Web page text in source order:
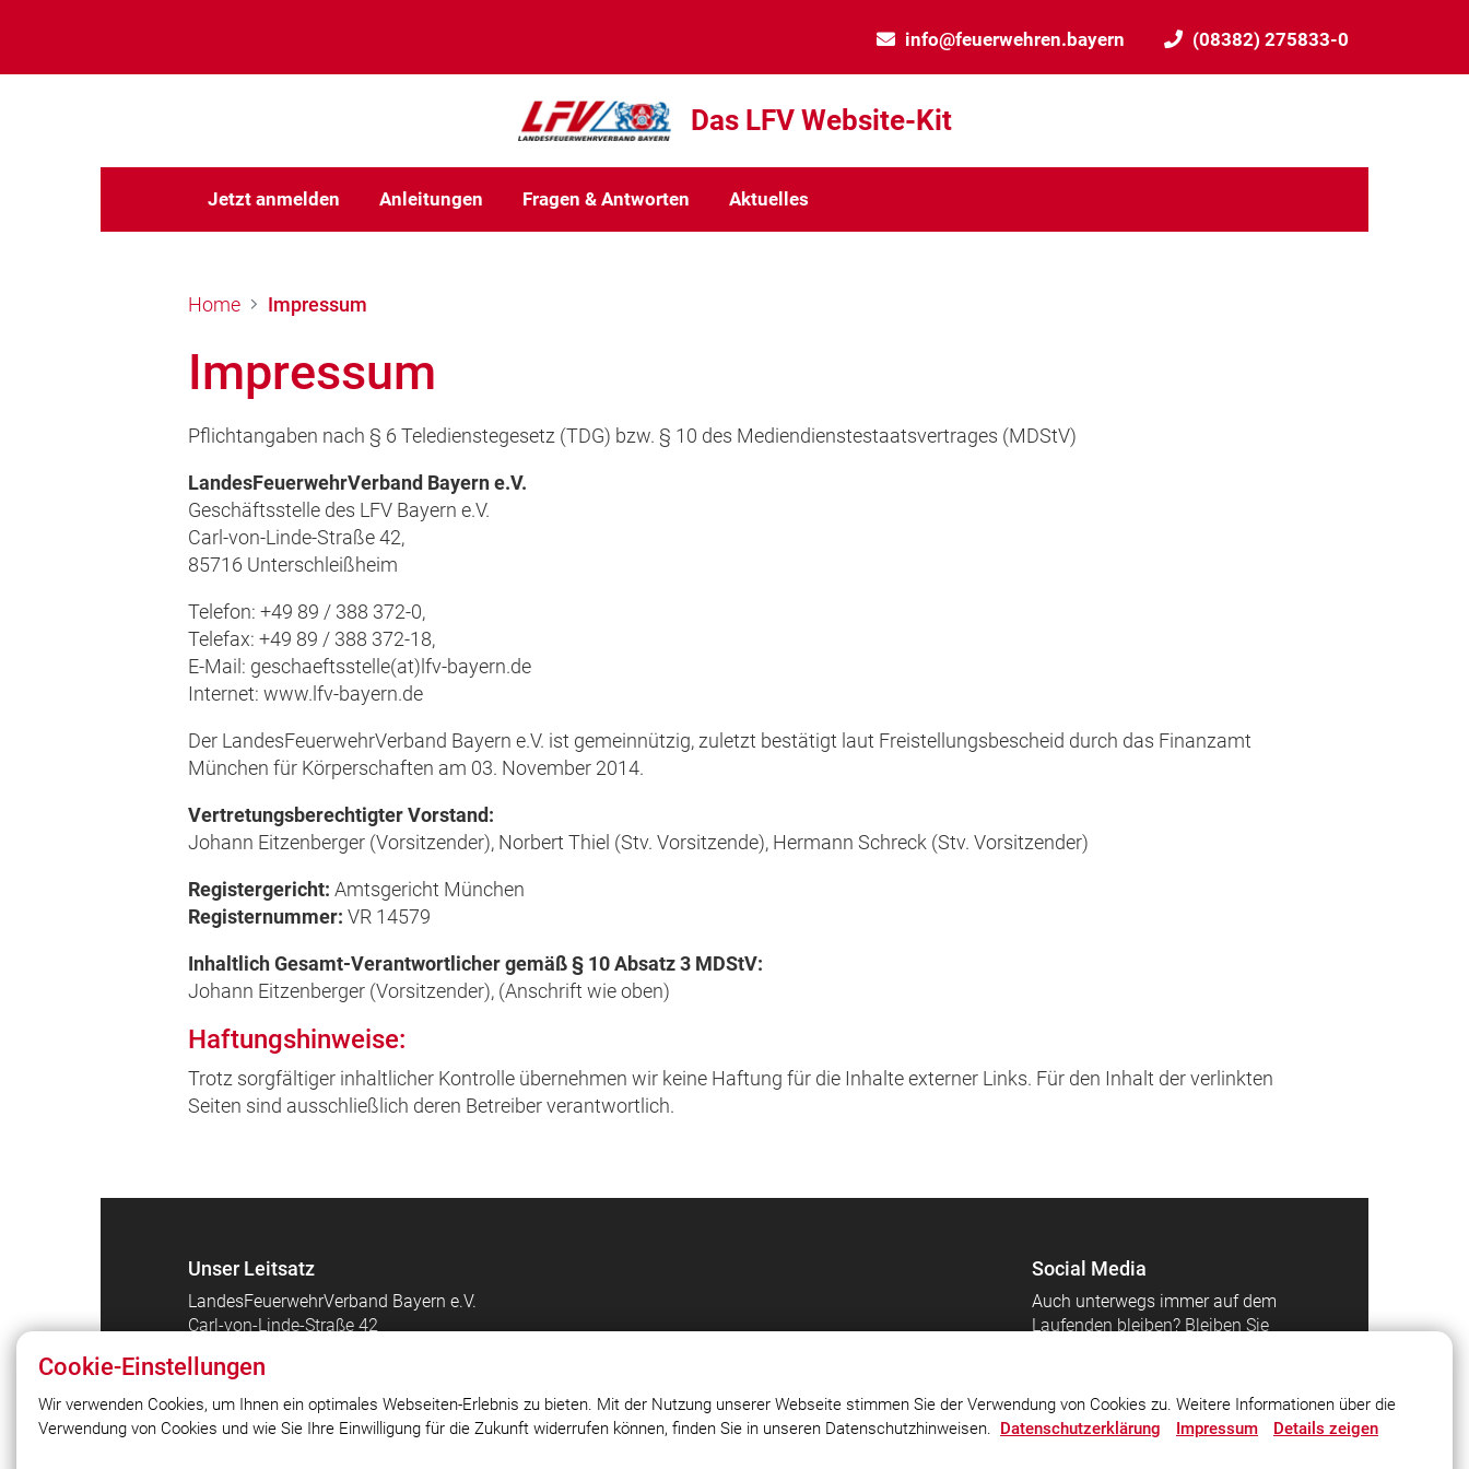
info@feuerwehren.bayern (08382) 275833-0
Das LFV Website-Kit
Jetzt anmelden Anleitungen Fragen & Antworten Aktuelles
Home Impressum
Impressum
Pflichtangaben nach § 6 Teledienstegesetz (TDG) bzw. § 10 des Mediendienstestaatsvertrages (MDStV)
LandesFeuerwehrVerband Bayern e.V.
Geschäftsstelle des LFV Bayern e.V.
Carl-von-Linde-Straße 42,
85716 Unterschleißheim
Telefon: +49 89 / 388 372-0,
Telefax: +49 89 / 388 372-18,
E-Mail: geschaeftsstelle(at)lfv-bayern.de
Internet: www.lfv-bayern.de
Der LandesFeuerwehrVerband Bayern e.V. ist gemeinnützig, zuletzt bestätigt laut Freistellungsbescheid durch das Finanzamt
München für Körperschaften am 03. November 2014.
Vertretungsberechtigter Vorstand:
Johann Eitzenberger (Vorsitzender), Norbert Thiel (Stv. Vorsitzende), Hermann Schreck (Stv. Vorsitzender)
Registergericht: Amtsgericht München
Registernummer: VR 14579
Inhaltlich Gesamt-Verantwortlicher gemäß § 10 Absatz 3 MDStV:
Johann Eitzenberger (Vorsitzender), (Anschrift wie oben)
Haftungshinweise:
Trotz sorgfältiger inhaltlicher Kontrolle übernehmen wir keine Haftung für die Inhalte externer Links. Für den Inhalt der verlinkten
Seiten sind ausschließlich deren Betreiber verantwortlich.
Unser Leitsatz
LandesFeuerwehrVerband Bayern e.V.
Carl-von-Linde-Straße 42
Telefon: +49 89 / 388 372-0
Telefax: +49 89 / 388 372-18
E-Mail: geschaeftsstelle@lfv-bayern.de
Social Media
Auch unterwegs immer auf dem
Laufenden bleiben? Bleiben Sie
Cookie-Einstellungen
Wir verwenden Cookies, um Ihnen ein optimales Webseiten-Erlebnis zu bieten. Mit der Nutzung unserer Webseite stimmen Sie der Verwendung von Cookies zu. Weitere Informationen über die
Verwendung von Cookies und wie Sie Ihre Einwilligung für die Zukunft widerrufen können, finden Sie in unseren Datenschutzhinweisen. Datenschutzerklärung Impressum Details zeigen